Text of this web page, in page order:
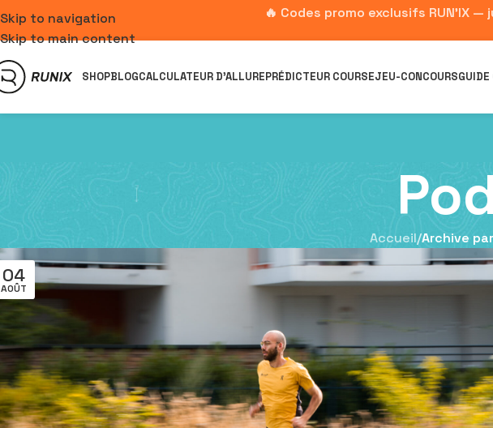
Skip to navigation
Skip to main content
🔥 Codes promo exclusifs RUN'IX
SHOPBLOGCALCULATEUR D’ALLUREPRÉDICTEUR COURSEJEU-CONCOURS
Accueil/Archive
04
AOÛT